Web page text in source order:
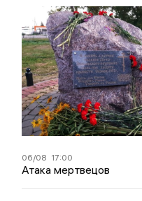
06/08 17:00
Атака мертвецов